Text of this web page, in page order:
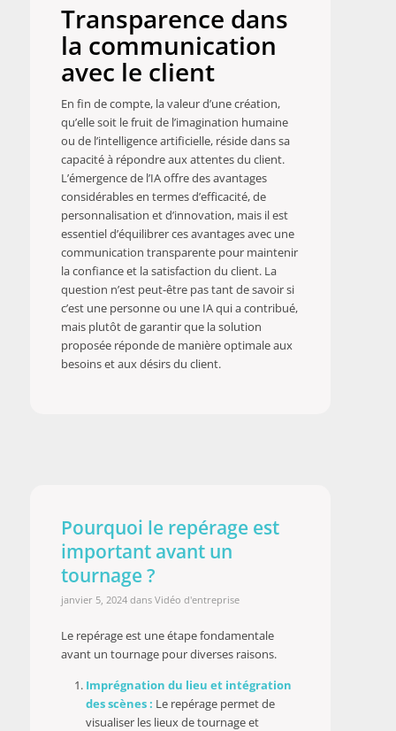
Transparence dans
la communication
avec le client
En fin de compte, la valeur d’une création,
qu’elle soit le fruit de l’imagination humaine
ou de l’intelligence artificielle, réside dans sa
capacité à répondre aux attentes du client.
L’émergence de l’IA offre des avantages
considérables en termes d’efficacité, de
personnalisation et d’innovation, mais il est
essentiel d’équilibrer ces avantages avec une
communication transparente pour maintenir
la confiance et la satisfaction du client. La
question n’est peut-être pas tant de savoir si
c’est une personne ou une IA qui a contribué,
mais plutôt de garantir que la solution
proposée réponde de manière optimale aux
besoins et aux désirs du client.
Pourquoi le repérage est
important avant un
tournage ?
janvier 5, 2024 dans Vidéo d'entreprise
Le repérage est une étape fondamentale
avant un tournage pour diverses raisons.
Imprégnation du lieu et intégration
des scènes : Le repérage permet de
visualiser les lieux de tournage et